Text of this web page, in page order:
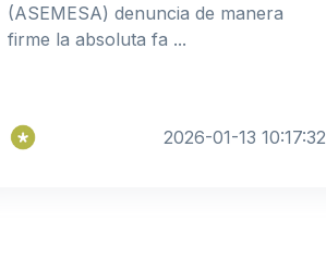
(ASEMESA) denuncia de manera
firme la absoluta fa ...
2026-01-13 10:17:32